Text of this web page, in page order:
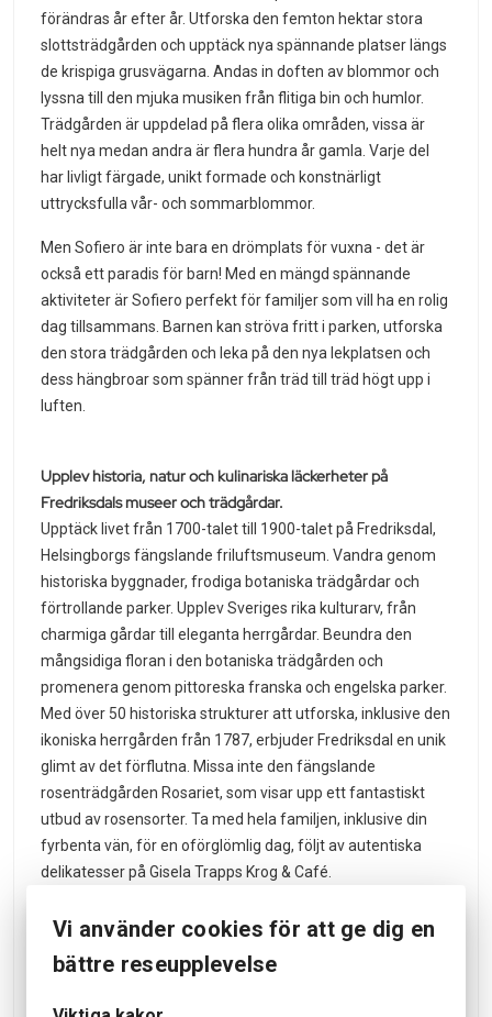
förändras år efter år. Utforska den femton hektar stora
slottsträdgården och upptäck nya spännande platser längs
de krispiga grusvägarna. Andas in doften av blommor och
lyssna till den mjuka musiken från flitiga bin och humlor.
Trädgården är uppdelad på flera olika områden, vissa är
helt nya medan andra är flera hundra år gamla. Varje del
har livligt färgade, unikt formade och konstnärligt
uttrycksfulla vår- och sommarblommor.
Men Sofiero är inte bara en drömplats för vuxna - det är
också ett paradis för barn! Med en mängd spännande
aktiviteter är Sofiero perfekt för familjer som vill ha en rolig
dag tillsammans. Barnen kan ströva fritt i parken, utforska
den stora trädgården och leka på den nya lekplatsen och
dess hängbroar som spänner från träd till träd högt upp i
luften.
Upplev historia, natur och kulinariska läckerheter på
Fredriksdals museer och trädgårdar.
Upptäck livet från 1700-talet till 1900-talet på Fredriksdal,
Helsingborgs fängslande friluftsmuseum. Vandra genom
historiska byggnader, frodiga botaniska trädgårdar och
förtrollande parker. Upplev Sveriges rika kulturarv, från
charmiga gårdar till eleganta herrgårdar. Beundra den
mångsidiga floran i den botaniska trädgården och
promenera genom pittoreska franska och engelska parker.
Med över 50 historiska strukturer att utforska, inklusive den
ikoniska herrgården från 1787, erbjuder Fredriksdal en unik
glimt av det förflutna. Missa inte den fängslande
rosenträdgården Rosariet, som visar upp ett fantastiskt
utbud av rosensorter. Ta med hela familjen, inklusive din
fyrbenta vän, för en oförglömlig dag, följt av autentiska
delikatesser på Gisela Trapps Krog & Café.
Elcykel från Travelshop
extra drivkraft när du trampar på pedalerna. Denna extra
Vi använder cookies för att ge dig en
bättre reseupplevelse